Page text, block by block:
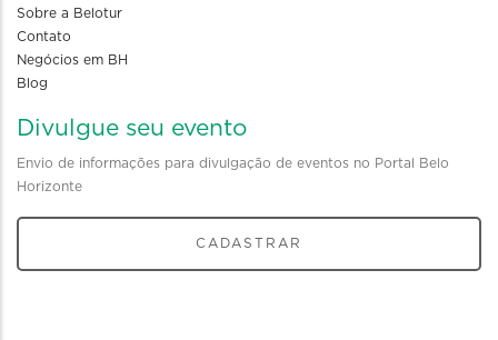
Sobre a Belotur
Contato
Negócios em BH
Blog
Divulgue seu evento
Envio de informações para divulgação de eventos no Portal Belo
Horizonte
CADASTRAR